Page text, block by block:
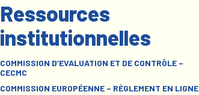
Ressources
institutionnelles
COMMISSION D’EVALUATION ET DE CONTRÔLE –
CECMC
COMMISSION EUROPÉENNE – RÈGLEMENT EN LIGNE